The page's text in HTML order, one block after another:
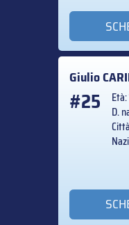
Giulio
#25
Età:
D.